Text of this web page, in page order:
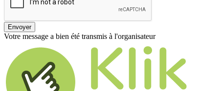
Envoyer
Votre message a bien été transmis à l'organisateur